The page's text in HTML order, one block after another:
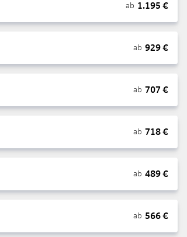
ab 1.195 €
ab 929€
ab 707 €
ab 718€
ab 489€
ab 566€